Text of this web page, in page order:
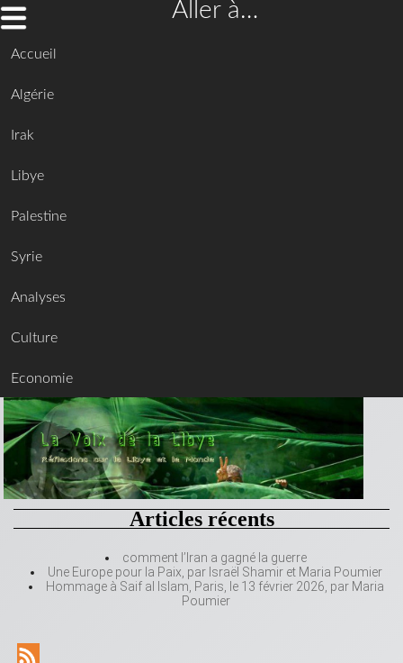
Aller à…
Accueil
Algérie
Irak
Libye
Palestine
Syrie
Analyses
Culture
Economie
Articles récents
comment l’Iran a gagné la guerre
Une Europe pour la Paix, par Israël Shamir et Maria Poumier
Hommage à Saif al Islam, Paris, le 13 février 2026, par Maria
Poumier